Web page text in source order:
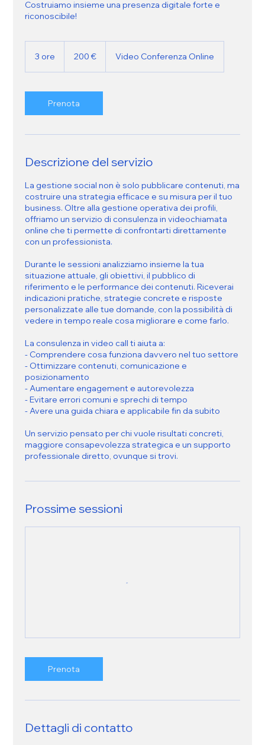
Costruiamo insieme una presenza digitale forte e
riconoscibile!
3 ore
e
200 € Video Conferenza Online
Prenota
Descrizione del servizio
La gestione social non è solo pubblicare contenuti, ma
costruire una strategia efficace e su misura per il tuo
business. Oltre alla gestione operativa dei profili,
offriamo un servizio di consulenza in videochiamata
online che ti permette di confrontarti direttamente
con un professionista.
Durante le sessioni analizziamo insieme la tua
situazione attuale, gli obiettivi, il pubblico di
riferimento e le performance dei contenuti. Riceverai
indicazioni pratiche, strategie concrete e risposte
personalizzate alle tue domande, con la possibilità di
vedere in tempo reale cosa migliorare e come farlo.
La consulenza in video call ti aiuta a:
- Comprendere cosa funziona davvero nel tuo settore
- Ottimizzare contenuti, comunicazione e
posizionamento
- Aumentare engagement e autorevolezza
- Evitare errori comuni e sprechi di tempo
- Avere una guida chiara e applicabile fin da subito
Un servizio pensato per chi vuole risultati concreti,
maggiore consapevolezza strategica e un supporto
professionale diretto, ovunque si trovi.
Prossime sessioni
Prenota
Dettagli di contatto